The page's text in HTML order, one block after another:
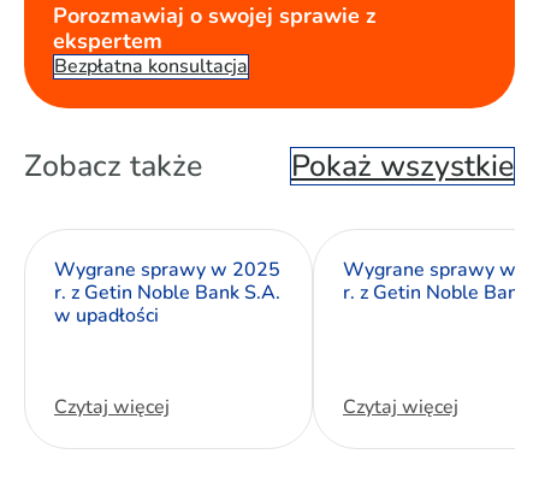
Porozmawiaj o swojej sprawie z
ekspertem
Bezpłatna konsultacja
Zobacz także Pokaż wszystkie
Wygrane sprawy w 2025
r. z Getin Noble Bank S.A.
w upadłości
Czytaj więcej
Wygrane sprawy w
r. z Getin Noble Bank
Czytaj więcej